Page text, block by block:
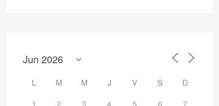
L M M J V S
D
1
2 3 4 5 6 7